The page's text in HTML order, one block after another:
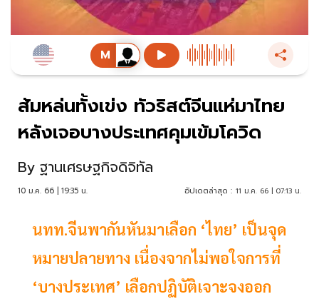
ส้มหล่นทั้งเข่ง ทัวริสต์จีนแห่มาไทย
หลังเจอบางประเทศคุมเข้มโควิด
By ฐานเศรษฐกิจดิจิทัล
10 ม.ค. 66 | 19:35 น. อัปเดตล่าสุด : 11 ม.ค. 66 | 07:13 น.
นทท.จีนพากันหันมาเลือก ‘ไทย’ เป็นจุด
หมายปลายทาง เนื่องจากไม่พอใจการที่
‘บางประเทศ’ เลือกปฏิบัติเจาะจงออก